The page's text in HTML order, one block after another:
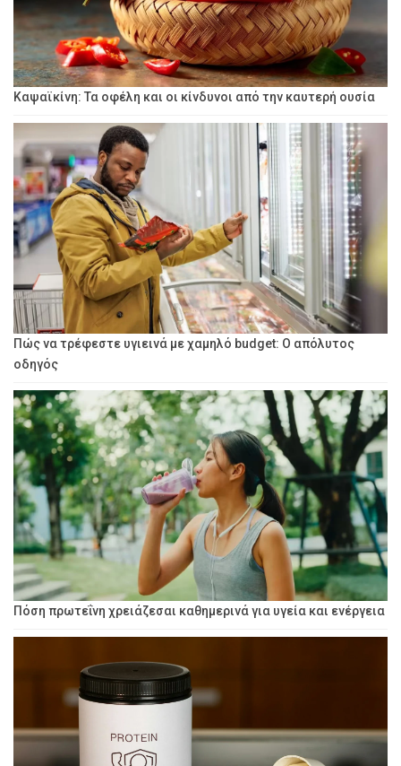
Καψαϊκίνη: Τα οφέλη και οι κίνδυνοι από την καυτερή ουσία
Πώς να τρέφεστε υγιεινά με χαμηλό budget: Ο απόλυτος
οδηγός
Πόση πρωτεΐνη χρειάζεσαι καθημερινά για υγεία και ενέργεια